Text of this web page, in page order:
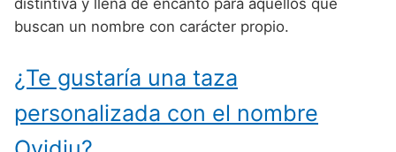
Nombres de niño que empiezan por M
Nombres de niño que empiezan por N
Nombres de niño que empiezan por O
Nombres de niño que empiezan por P
Nombres de niño que empiezan por Q
Nombres de Niño Murcianos
Nombres de Niño Riojanos
Nombres de Niño Valencianos
Nombres de Niño Judíos
Nombres de Niño Portugueses
Nombres de Niño Rumanos
distintiva y llena de encanto para aquellos que
buscan un nombre con carácter propio.
¿Te gustaría una taza
personalizada con el nombre